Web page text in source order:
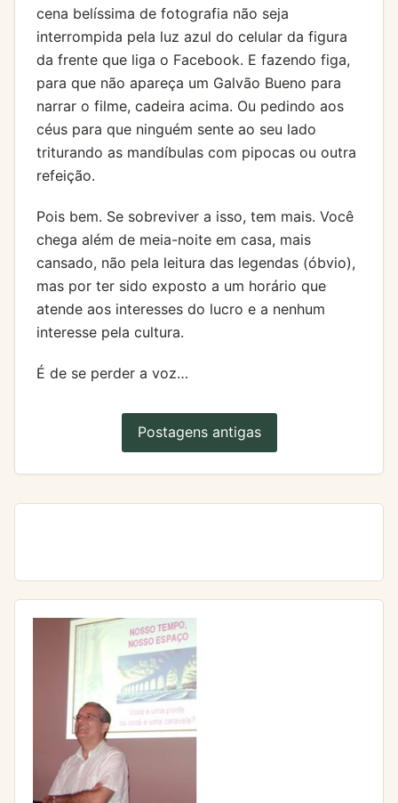
cena belíssima de fotografia não seja
interrompida pela luz azul do celular da figura
da frente que liga o Facebook. E fazendo figa,
para que não apareça um Galvão Bueno para
narrar o filme, cadeira acima. Ou pedindo aos
céus para que ninguém sente ao seu lado
triturando as mandíbulas com pipocas ou outra
refeição.
Pois bem. Se sobreviver a isso, tem mais. Você
chega além de meia-noite em casa, mais
cansado, não pela leitura das legendas (óbvio),
mas por ter sido exposto a um horário que
atende aos interesses do lucro e a nenhum
interesse pela cultura.
É de se perder a voz…
Postagens antigas